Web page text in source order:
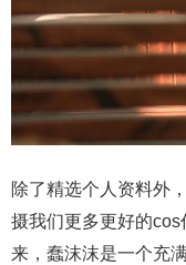
除了精选个人资料外
摄我们更多更好的
来，蠢沫沫是一个充